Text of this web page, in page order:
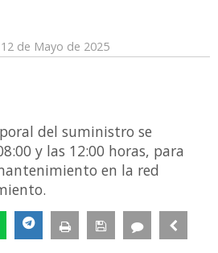
de Mayo de 2025
del suministro se
y las 12:00 horas, para
en la red